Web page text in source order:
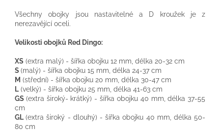
Všechny obojky jsou nastavitelné a D kroužek je
z
nerezavějící oceli.
Velikosti obojků Red Dingo:
XS (extra malý) - šířka obojku 12 mm , délka 20-32 cm
S (malý) - šířka obojku 15 mm , délka 24-37 cm
M (střední) - šířka obojku 20 mm , délka 30-47 cm
L (velký) - šířka obojku 25 mm , délka 41-63 cm
GS (extra široký- krátký) - šířka obojku 40 mm , délka 37-55
cm
GL (extra široký - dlouhý) - šířka obojku 40 mm , délka 50-
80 cm